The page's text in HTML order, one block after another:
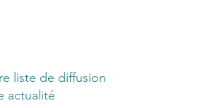
liste de diffusion
actualité